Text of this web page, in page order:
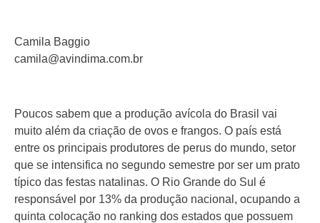
Camila Baggio
camila@avindima.com.br
Poucos sabem que a produção avícola do Brasil vai
muito além da criação de ovos e frangos. O país está
entre os principais produtores de perus do mundo, setor
que se intensifica no segundo semestre por ser um prato
típico das festas natalinas. O Rio Grande do Sul é
responsável por 13% da produção nacional, ocupando a
quinta colocação no ranking dos estados que possuem